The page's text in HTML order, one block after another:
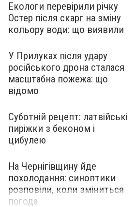
Екологи перевірили річку
Остер після скарг на зміну
кольору води: що виявили
У Прилуках після удару
російського дрона сталася
масштабна пожежа: що
відомо
Суботній рецепт: латвійські
пиріжки з беконом і
цибулею
На Чернігівщину йде
похолодання: синоптики
розповіли, коли зміниться
погода